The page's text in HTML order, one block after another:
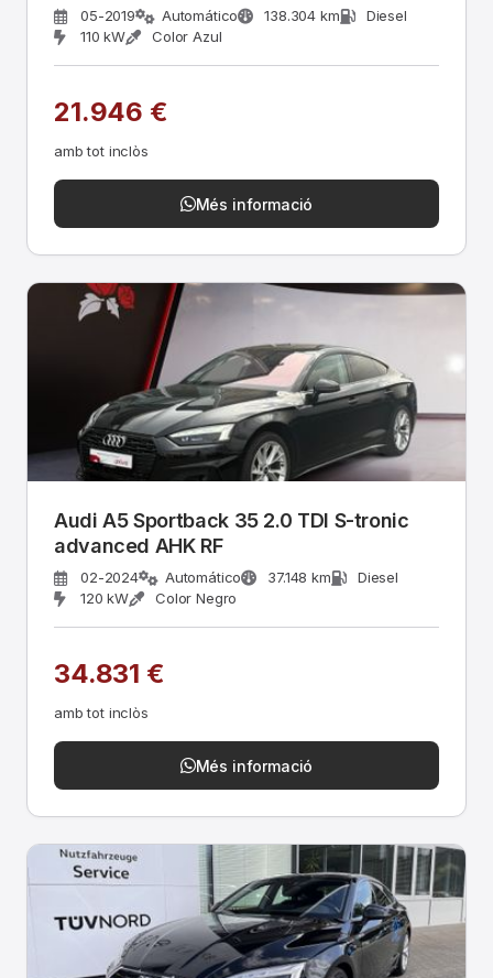
05-2019 Automático 138.304 km
Diesel
110 kW
Color Azul
21.946 €
amb tot inclòs
Més informació
Audi A5 Sportback 35 2.0 TDI S-tronic
advanced AHK RF
02-2024 Automático 37.148 km
Diesel
120 kW
Color Negro
34.831 €
amb tot inclòs
Més informació